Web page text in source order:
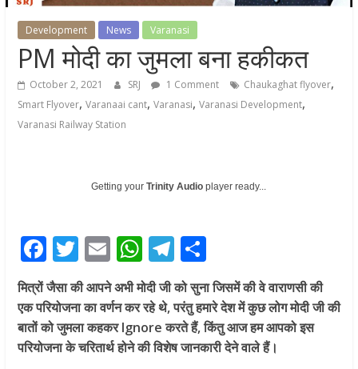
Development News Varanasi
PM मोदी का जुमला बना हकीकत
October 2, 2021 SRJ 1 Comment Chaukaghat flyover,
Smart Flyover, Varanaai cant, Varanasi, Varanasi Development,
Varanasi Railway Station
Getting your Trinity Audioplayer ready...
F
ac
e
b
o
T
w
itt
er
E
m
ai
l
W
h
at
s
A
T
el
e
gr
a
S
h
ar
e
मित्रों जैसा की आपने अभी मोदी जी को सुना जिसमें की वे वाराणसी की
एक परियोजना का वर्णन कर रहे थे, परंतु हमारे देश में कुछ लोग मोदी जी की
बातों को जुमला कहकर Ignore करते हैं, किंतु आज हम आपको इस
परियोजना के चरितार्थ होने की विशेष जानकारी देने वाले हैं।